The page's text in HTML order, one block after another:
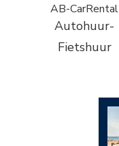
AB-CarRental
Autohuur-
Fietshuur